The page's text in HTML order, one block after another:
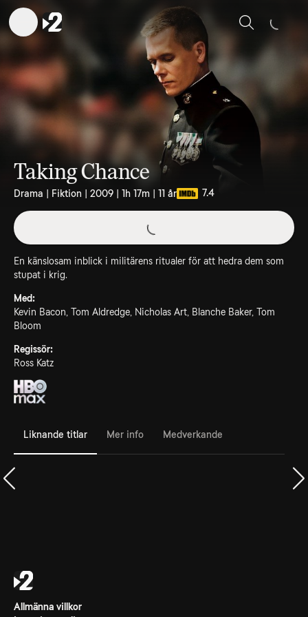
Sök
Taking Chance
Drama | Fiktion | 2009 | 1h 17m | 11 år 7.4
En känslosam inblick i militärens ritualer för att hedra dem som
stupat i krig.
Med:
Kevin Bacon, Tom Aldredge, Nicholas Art, Blanche Baker, Tom
Bloom
Regissör:
Ross Katz
Liknande titlar Mer info Medverkande
Allmänna villkor